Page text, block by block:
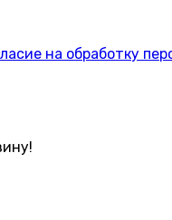
на обработку